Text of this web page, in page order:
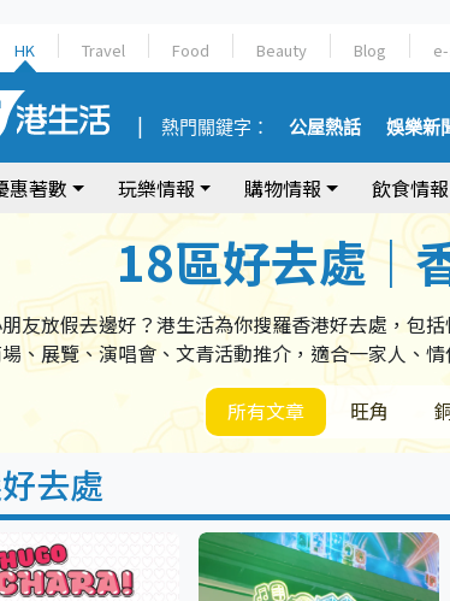
HK Travel Food Beauty Blog
熱門關鍵字： 公屋熱話 娛樂新
惠著數 玩樂情報 購物情報 飲食情報
18區好去處｜
友放假去邊好？港生活為你搜羅香港好去處，包
、展覽、演唱會、文青活動推介，適合一家人、
所有文章
旺角
去處